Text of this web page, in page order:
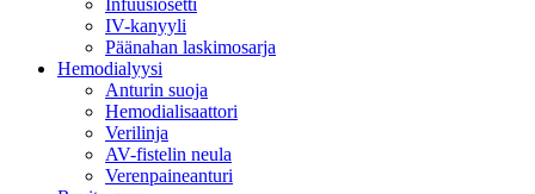
IV-kanyyli
Päänahan laskimosarja
Hemodialyysi
Anturin suoja
Hemodialisaattori
Verilinja
AV-fistelin neula
Verenpaineanturi